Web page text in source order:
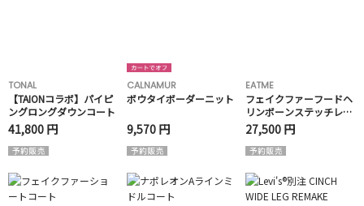
TONAL
【TAIONコラボ】パイピ
ングロングダウンコート
41,800 円
CALNAMUR
ボウタイボーダーニット
9,570 円
EATME
フェイクファーフードヘ
リンボーンステッチレデ
ィダウンコート
27,500 円